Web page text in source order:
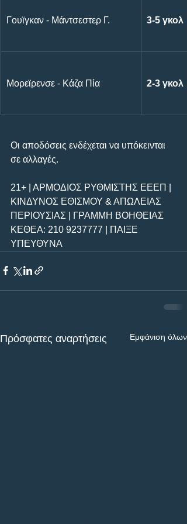
Γουϊγκαν - Μάντσεστερ Γ. 3-5 γκολ
Μορεϊρενσε - Κάζα Πία 2-3 γκολ
Οι αποδόσεις ενδέχεται να υπόκεινται
σε αλλαγές.
21+ | ΑΡΜΟΔΙΟΣ ΡΥΘΜΙΣΤΗΣ ΕΕΕΠ |
ΚΙΝΔΥΝΟΣ ΕΘΙΣΜΟΥ & ΑΠΩΛΕΙΑΣ
ΠΕΡΙΟΥΣΙΑΣ | ΓΡΑΜΜΗ ΒΟΗΘΕΙΑΣ
ΚΕΘΕΑ: 210 9237777 | ΠΑΙΞΕ
ΥΠΕΥΘΥΝΑ
Πρόσφατες αναρτήσεις Εμφάνιση όλων